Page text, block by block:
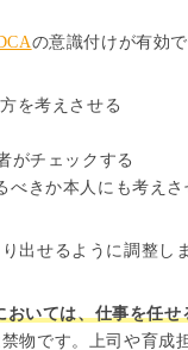
の意識付けが有効で
を考えさせる
がチェックする
べきか本人にも考えさ
出せるように調整し
おいては、仕事を任せ
物です。上司や育成